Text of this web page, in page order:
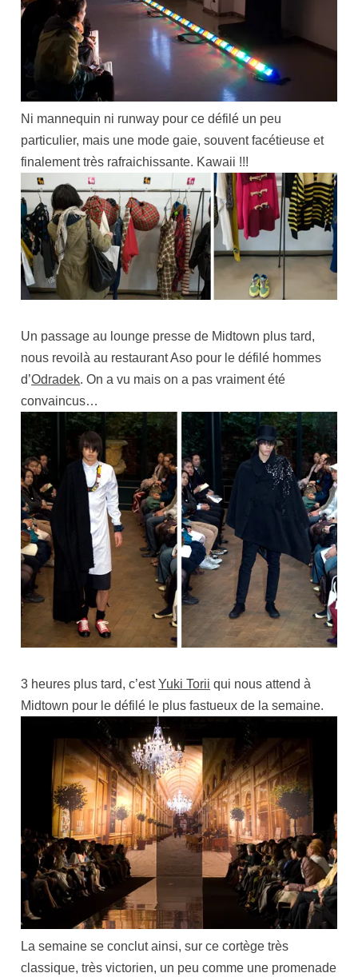
Ni mannequin ni runway pour ce défilé un peu
particulier, mais une mode gaie, souvent facétieuse et
finalement très rafraichissante. Kawaii !!!
Un passage au lounge presse de Midtown plus tard,
nous revoilà au restaurant Aso pour le défilé hommes
d’Odradek. On a vu mais on a pas vraiment été
convaincus…
3 heures plus tard, c’estYuki Torii qui nous attend à
Midtown pour le défilé le plus fastueux de la semaine.
La semaine se conclut ainsi, sur ce cortège très
classique, très victorien, un peu comme une promenade